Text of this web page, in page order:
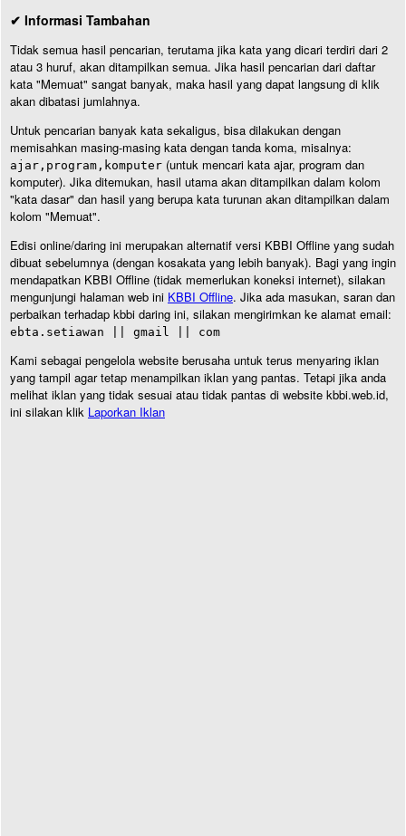
✔ Informasi Tambahan
Tidak semua hasil pencarian, terutama jika kata yang dicari terdiri dari 2
atau 3 huruf, akan ditampilkan semua. Jika hasil pencarian dari daftar
kata "Memuat" sangat banyak, maka hasil yang dapat langsung di klik
akan dibatasi jumlahnya.
Untuk pencarian banyak kata sekaligus, bisa dilakukan dengan
memisahkan masing-masing kata dengan tanda koma, misalnya:
ajar,program,komputer (untuk mencari kata ajar, program dan
komputer). Jika ditemukan, hasil utama akan ditampilkan dalam kolom
"kata dasar" dan hasil yang berupa kata turunan akan ditampilkan dalam
kolom "Memuat".
Edisi online/daring ini merupakan alternatif versi KBBI Offline yang sudah
dibuat sebelumnya (dengan kosakata yang lebih banyak). Bagi yang ingin
mendapatkan KBBI Offline (tidak memerlukan koneksi internet), silakan
mengunjungi halaman web ini KBBI Offline. Jika ada masukan, saran dan
perbaikan terhadap kbbi daring ini, silakan mengirimkan ke alamat email:
ebta.setiawan || gmail || com
Kami sebagai pengelola website berusaha untuk terus menyaring iklan
yang tampil agar tetap menampilkan iklan yang pantas. Tetapi jika anda
melihat iklan yang tidak sesuai atau tidak pantas di website kbbi.web.id,
ini silakan klik Laporkan Iklan